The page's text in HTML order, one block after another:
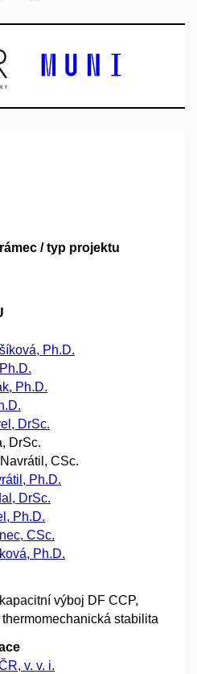
/ typ projektu
Ph.D.
Ph.D.
DrSc.
DrSc.
CSc.
Ph.D.
DrSc.
Ph.D.
CSc.
Ph.D.
výboj DF CCP,
stabilita
v. v. i.